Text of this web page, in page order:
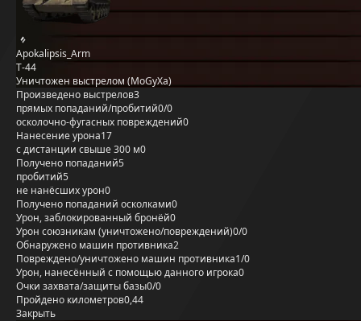
Apokalipsis_Arm
Т-44
Уничтожен выстрелом (MoGyXa)
Произведено выстрелов3
прямых попаданий/пробитий0/0
осколочно-фугасных повреждений0
Нанесение урона17
с дистанции свыше 300 м0
Получено попаданий5
пробитий5
не нанёсших урон0
Получено попаданий осколками0
Урон, заблокированный бронёй0
Урон союзникам (уничтожено/повреждений)0/0
Обнаружено машин противника2
Повреждено/уничтожено машин противника1/0
Урон, нанесённый с помощью данного игрока0
Очки захвата/защиты базы0/0
Пройдено километров0,44
Закрыть